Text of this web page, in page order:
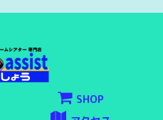
SHOP